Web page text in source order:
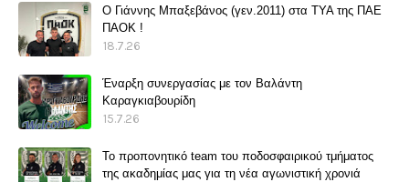
O Γιάννης Μπαξεβάνος (γεν.2011) στα ΤΥΑ της ΠΑΕ
ΠΑΟΚ !
18.7.26
Έναρξη συνεργασίας με τον Βαλάντη
Καραγκιαβουρίδη
15.7.26
Το προπονητικό team του ποδοσφαιρικού τμήματος
της ακαδημίας μας για τη νέα αγωνιστική χρονιά